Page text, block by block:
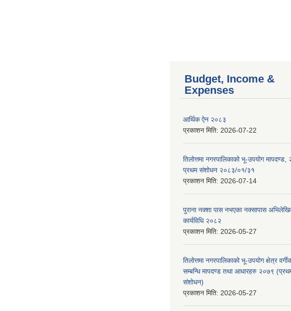
Budget, Income &
Expenses
आर्थिक ऐन २०८३
प्रकाशन मिति: 2026-07-22
तिलोत्तमा नगरपालिकाको भू-उपयोग मापदण्ड,
प्रथम संशोधन २०८३/०१/३१
प्रकाशन मिति: 2026-07-14
पुराना नक्शा पास नभएका नक्सापास
कार्यविधि २०८२
प्रकाशन मिति: 2026-05-27
तिलोत्तमा नगरपालिकाको भू-उपयोग क्षेत्र
सम्बन्धि मापदण्ड तथा आधारहरु २०७९
संशोधन)
प्रकाशन मिति: 2026-05-27